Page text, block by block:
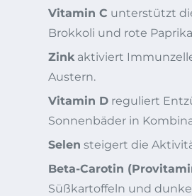
Vitamin C unterstützt
Brokkoli und rote
Zinkaktiviert
Austern.
Vitamin D reguliert
Sonnenbäder in
Selen steigert die
Beta-Carotin
Süßkartoffeln und